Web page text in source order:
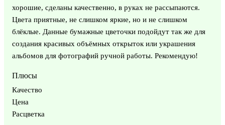
хорошие, сделаны качественно, в руках не рассыпаются.
Цвета приятные, не слишком яркие, но и не слишком
блёклые. Данные бумажные цветочки подойдут так же для
создания красивых объёмных открыток или украшения
альбомов для фотографий ручной работы. Рекомендую!
Плюсы
Качество
Цена
Расцветка